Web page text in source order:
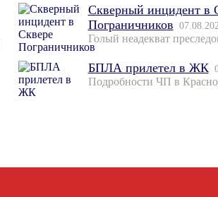
Скверный инцидент в
Пограничников
Голый неадекват
БПЛА прилетел в ЖК
Подробности ЧП в